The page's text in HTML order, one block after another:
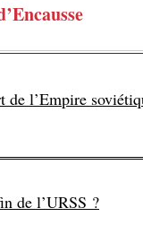
de l’Empire
de l’URSS ?